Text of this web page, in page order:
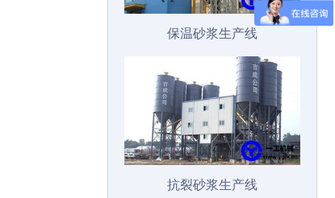
保温砂浆生产线
抗裂砂浆生产线